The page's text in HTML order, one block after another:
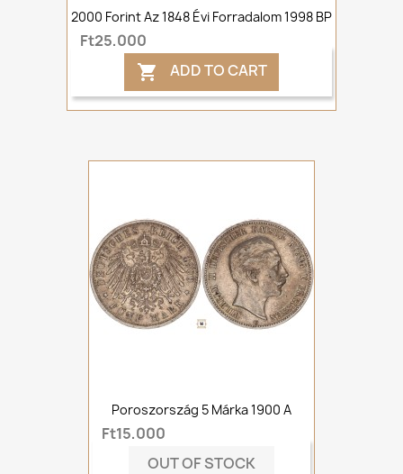
2000 Forint Az 1848 Évi Forradalom 1998 BP
Ft25,000
 ADD TO CART
Poroszország 5 Márka 1900 A
Ft15,000
OUT OF STOCK